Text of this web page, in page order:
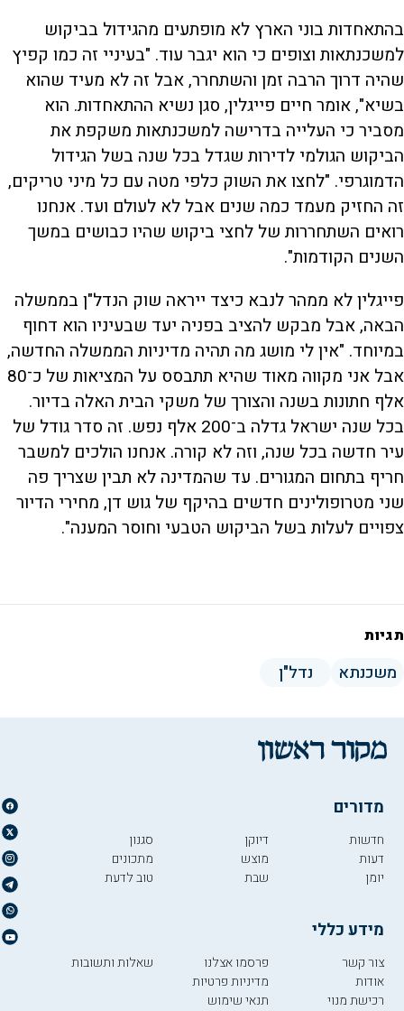
בהתאחדות בוני הארץ לא מופתעים מהגידול בביקוש
למשכנתאות וצופים כי הוא יגבר עוד. "בעיניי זה כמו קפיץ
שהיה דרוך הרבה זמן והשתחרר, אבל זה לא מעיד שהוא
בשיא", אומר חיים פייגלין, סגן נשיא ההתאחדות. הוא
מסביר כי העלייה בדרישה למשכנתאות משקפת את
הביקוש הגולמי לדירות שגדל בכל שנה בשל הגידול
הדמוגרפי. "לחצו את השוק כלפי מטה עם כל מיני טריקים,
זה החזיק מעמד כמה שנים אבל לא לעולם ועד. אנחנו
רואים השתחררות של לחצי ביקוש שהיו כבושים במשך
השנים הקודמות".
פייגלין לא ממהר לנבא כיצד ייראה שוק הנדל"ן בממשלה
הבאה, אבל מבקש להציב בפניה יעד שבעיניו הוא דחוף
במיוחד. "אין לי מושג מה תהיה מדיניות הממשלה החדשה,
אבל אני מקווה מאוד שהיא תתבסס על המציאות של כ־80
אלף חתונות בשנה והצורך של משקי הבית האלה בדיור.
בכל שנה ישראל גדלה ב־200 אלף נפש. זה סדר גודל של
עיר חדשה בכל שנה, וזה לא קורה. אנחנו הולכים למשבר
חריף בתחום המגורים. עד שהמדינה לא תבין שצריך פה
שני מטרופולינים חדשים בהיקף של גוש דן, מחירי הדיור
צפויים לעלות בשל הביקוש הטבעי וחוסר המענה".
תגיות
משכנתא נדל"ן
מדורים
חדשות
דעות
יומן
דיוקן
מוצש
שבת
סגנון
מתכונים
טוב לדעת
מידע כללי
צור קשר
אודות
רכישת מנוי
פרסמו אצלנו
מדיניות פרטיות
תנאי שימוש
שאלות ותשובות